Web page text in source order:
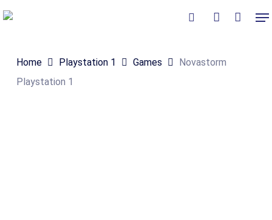
Skip
content
Home Playstation 1 Games
Novastorm
Playstation 1